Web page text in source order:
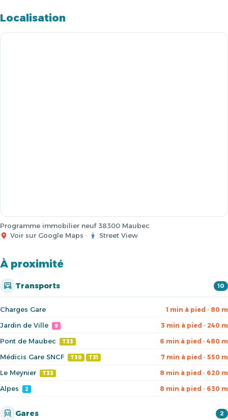
Localisation
Programme immobilier neuf 38300 Maubec
Voir sur Google Maps · Street View
À proximité
Transports 10
Charges Gare 1 min à pied · 80 m
Jardin de Ville 9 3 min à pied · 240 m
Pont de Maubec T33 6 min à pied · 480 m
Médicis Gare SNCF T30 T31 7 min à pied · 550 m
Le Meynier T33 8 min à pied · 620 m
Alpes 2 8 min à pied · 630 m
Gares 2